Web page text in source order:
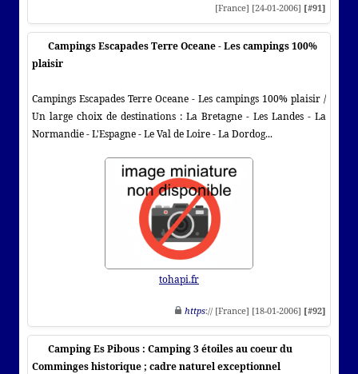
[France] [24-01-2006] [#91]
Campings Escapades Terre Oceane - Les campings 100%
plaisir
Campings Escapades Terre Oceane - Les campings 100% plaisir /
Un large choix de destinations : La Bretagne - Les Landes - La
Normandie - L'Espagne - Le Val de Loire - La Dordog...
tohapi.fr
https:// [France] [18-01-2006] [#92]
Camping Es Pibous : Camping 3 étoiles au coeur du
Comminges historique ; cadre naturel exceptionnel